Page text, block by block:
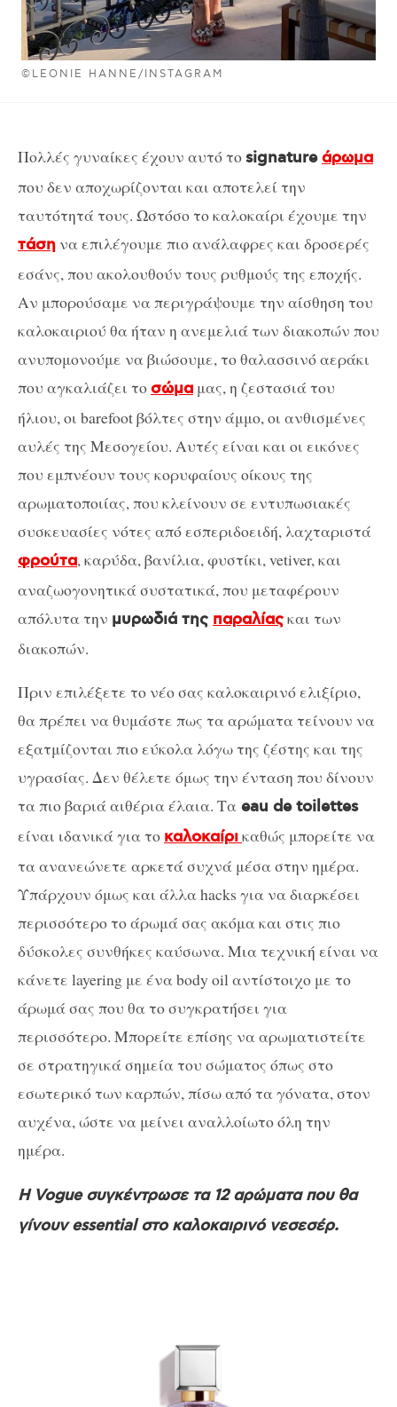
©LEONIE HANNE/INSTAGRAM
Πολλές γυναίκες έχουν αυτό τοsignatureάρωμα
που δεν αποχωρίζονται και αποτελεί την
ταυτότητά τους. Ωστόσο το καλοκαίρι έχουμε την
τάσηνα επιλέγουμε πιο ανάλαφρες και δροσερές
εσάνς, που ακολουθούν τους ρυθμούς της εποχής.
Αν μπορούσαμε να περιγράψουμε την αίσθηση του
καλοκαιριού θα ήταν η ανεμελιά των διακοπών που
ανυπομονούμε να βιώσουμε, το θαλασσινό αεράκι
που αγκαλιάζει τοσώμα μας, η ζεστασιά του
ήλιου, οι barefoot βόλτες στην άμμο, οι ανθισμένες
αυλές της Μεσογείου. Αυτές είναι και οι εικόνες
που εμπνέουν τους κορυφαίους οίκους της
αρωματοποιίας, που κλείνουν σε εντυπωσιακές
συσκευασίες νότες από εσπεριδοειδή, λαχταριστά
φρούτα, καρύδα, βανίλια, φυστίκι, vetiver, και
αναζωογονητικά συστατικά, που μεταφέρουν
απόλυτα την μυρωδιά της παραλίαςκαι των
διακοπών.
Πριν επιλέξετε το νέο σας καλοκαιρινό ελιξίριο,
θα πρέπει να θυμάστε πως τα αρώματα τείνουν να
εξατμίζονται πιο εύκολα λόγω της ζέστης και της
υγρασίας. Δεν θέλετε όμως την ένταση που δίνουν
τα πιο βαριά αιθέρια έλαια. Τα eau de toilettes
είναι ιδανικά για το καλοκαίρικαθώς μπορείτε να
τα ανανεώνετε αρκετά συχνά μέσα στην ημέρα.
Υπάρχουν όμως και άλλα hacks για να διαρκέσει
περισσότερο το άρωμά σας ακόμα και στις πιο
δύσκολες συνθήκες καύσωνα. Μια τεχνική είναι να
κάνετε layering με ένα body oil αντίστοιχο με το
άρωμά σας που θα το συγκρατήσει για
περισσότερο. Μπορείτε επίσης να αρωματιστείτε
σε στρατηγικά σημεία του σώματος όπως στο
εσωτερικό των καρπών, πίσω από τα γόνατα, στον
αυχένα, ώστε να μείνει αναλλοίωτο όλη την
ημέρα.
Η Vogue συγκέντρωσε τα 12 αρώματα που θα
γίνουν essential στο καλοκαιρινό νεσεσέρ.